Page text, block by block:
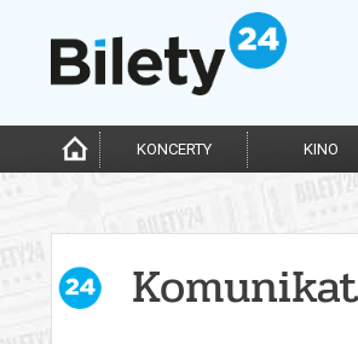
KONCERTY KINO
Komunikat